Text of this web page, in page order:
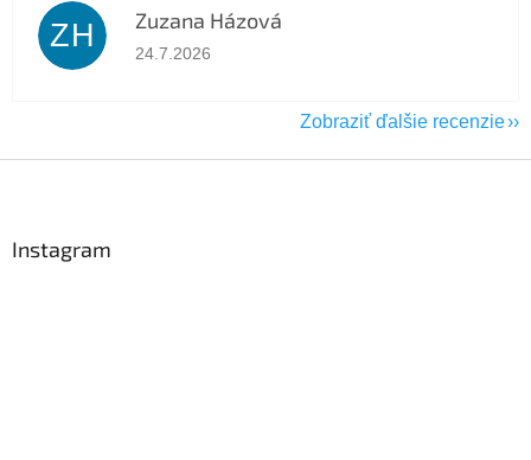
ZH Zuzana Házová
Hodnotenie obchodu je 5 z 5 hviezdičiek.
24.7.2026
Zobraziť ďalšie recenzie
Instagram